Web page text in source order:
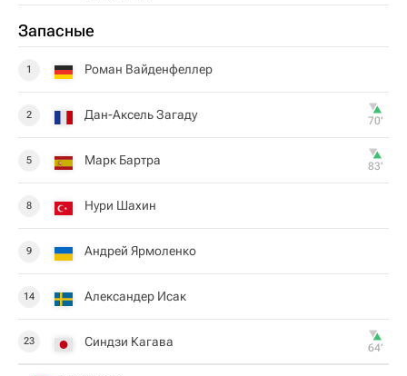
Запасные
1 Роман Вайденфеллер
2 Дан-Аксель Загаду 70‎’‎
5 Марк Бартра 83‎’‎
8 Нури Шахин
9 Андрей Ярмоленко
14 Александер Исак
23 Синдзи Кагава 64‎’‎